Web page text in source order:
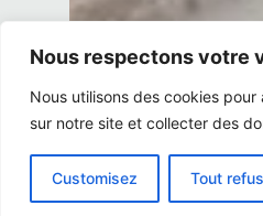
Nous respectons votre
Nous utilisons des cookies
sur notre site et collecter des
Customisez Tout